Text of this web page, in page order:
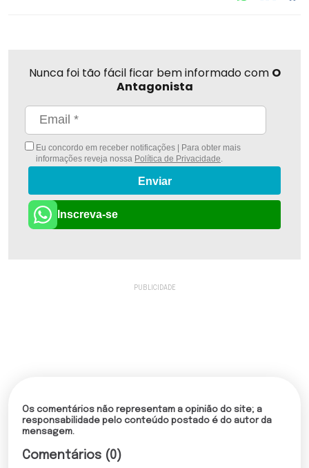
Nunca foi tão fácil ficar bem informado com O
Antagonista
Eu concordo em receber notificações | Para obter mais
informações reveja nossa Política de Privacidade
Enviar
Inscreva-se
Os comentários não representam a opinião do site; a
responsabilidade pelo conteúdo postado é do autor da
mensagem.
Comentários (0)